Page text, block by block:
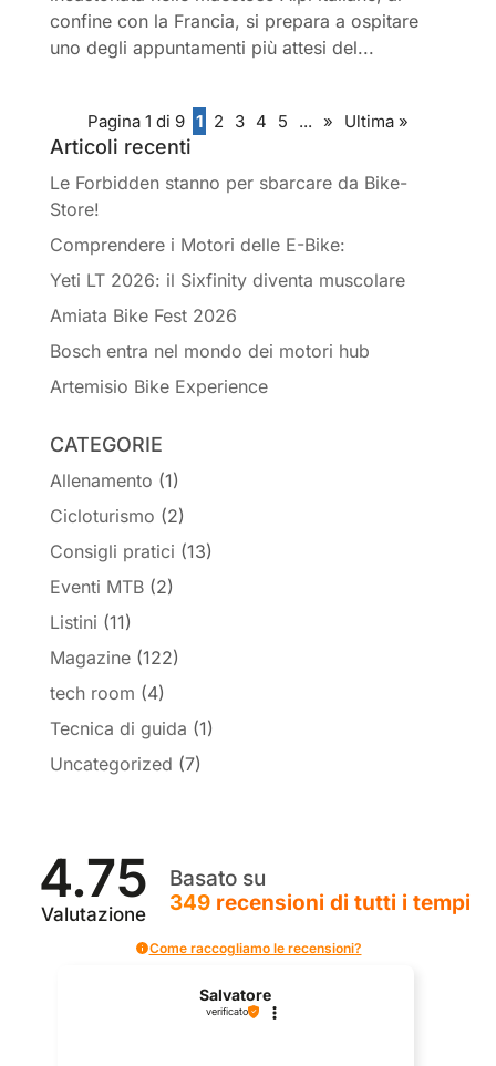
confine con la Francia, si prepara a ospitare
uno degli appuntamenti più attesi del...
Pagina 1 di 9 1 2 3 4 5 ... » Ultima »
Articoli recenti
Le Forbidden stanno per sbarcare da Bike-
Store!
Comprendere i Motori delle E-Bike:
Yeti LT 2026: il Sixfinity diventa muscolare
Amiata Bike Fest 2026
Bosch entra nel mondo dei motori hub
Artemisio Bike Experience
CATEGORIE
Allenamento (1)
Cicloturismo (2)
Consigli pratici (13)
Eventi MTB(2)
Listini (11)
Magazine(122)
tech room (4)
Tecnica di guida (1)
Uncategorized (7)
4.75
Valutazione
Basato su
349recensioni di tutti i tempi
Come raccogliamo le recensioni?
Salvatore
verificato